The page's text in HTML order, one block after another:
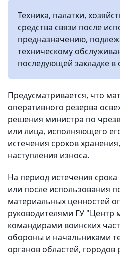
Техника, палатки,
средства связи после
предназначению,
техническому
последующей закладке в
Предусматривается, что
оперативного резерва
решения министра по
или лица, исполняющего
истечения сроков
наступления износа.
На период истечения срока
или после использования
материальных ценностей
руководителями ГУ "Центр
командирами воинских
обороны и начальниками
органов областей, городов